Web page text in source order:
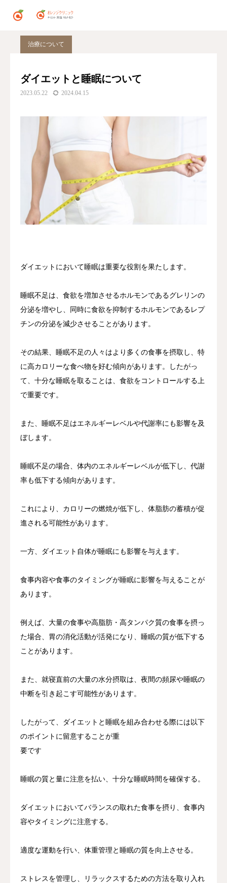
ブログ ダイエット
治療について
ダイエットと睡眠について
2023.05.22 2024.04.15
ダイエットにおいて睡眠は重要な役割を果たします。
睡眠不足は、食欲を増加させるホルモンであるグレリンの
分泌を増やし、同時に食欲を抑制するホルモンであるレプ
チンの分泌を減少させることがあります。
その結果、睡眠不足の人々はより多くの食事を摂取し、特
に高カロリーな食べ物を好む傾向があります。したがっ
て、十分な睡眠を取ることは、食欲をコントロールする上
で重要です。
また、睡眠不足はエネルギーレベルや代謝率にも影響を及
ぼします。
睡眠不足の場合、体内のエネルギーレベルが低下し、代謝
率も低下する傾向があります。
これにより、カロリーの燃焼が低下し、体脂肪の蓄積が促
進される可能性があります。
一方、ダイエット自体が睡眠にも影響を与えます。
食事内容や食事のタイミングが睡眠に影響を与えることが
あります。
例えば、大量の食事や高脂肪・高タンパク質の食事を摂っ
た場合、胃の消化活動が活発になり、睡眠の質が低下する
ことがあります。
また、就寝直前の大量の水分摂取は、夜間の頻尿や睡眠の
中断を引き起こす可能性があります。
したがって、ダイエットと睡眠を組み合わせる際には以下
のポイントに留意することが重
要です
睡眠の質と量に注意を払い、十分な睡眠時間を確保する。
ダイエットにおいてバランスの取れた食事を摂り、食事内
容やタイミングに注意する。
適度な運動を行い、体重管理と睡眠の質を向上させる。
ストレスを管理し、リラックスするための方法を取り入れ